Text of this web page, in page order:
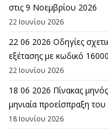
στις 9 Νοεμβρίου 2026
22 Ιουνίου 2026
22 06 2026 Οδηγίες
εξέτασης με κωδικό
22 Ιουνίου 2026
18 06 2026 Πίνακας
μηνιαία προείσπραξη
18 Ιουνίου 2026